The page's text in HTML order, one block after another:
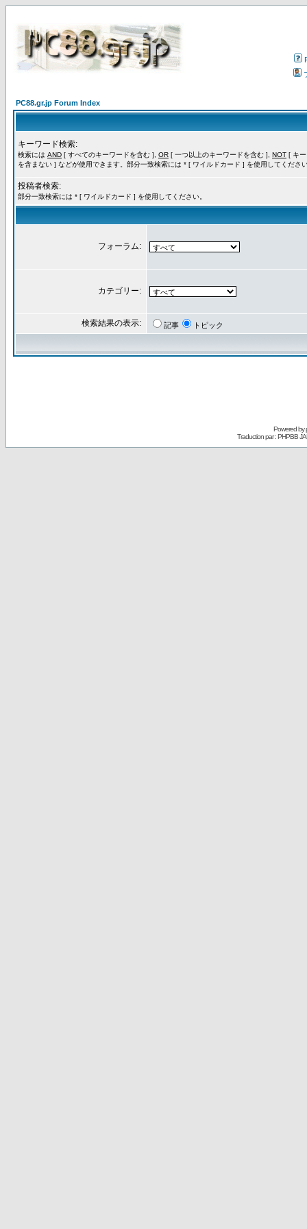
PC88.gr.jp Forum Index
キーワード検索:
検索には AND [ すべてのキーワードを含む ], OR [ 一つ以上のキーワードを含む ], NOT [ キ
を含まない ] などが使用できます。部分一致検索には * [ ワイルドカード ] を使用してくださ
投稿者検索:
部分一致検索には * [ ワイルドカード ] を使用してください。
フォーラム:
カテゴリー:
検索結果の表示: 記事 トピック
Powered by
Traduction par : PHPBB